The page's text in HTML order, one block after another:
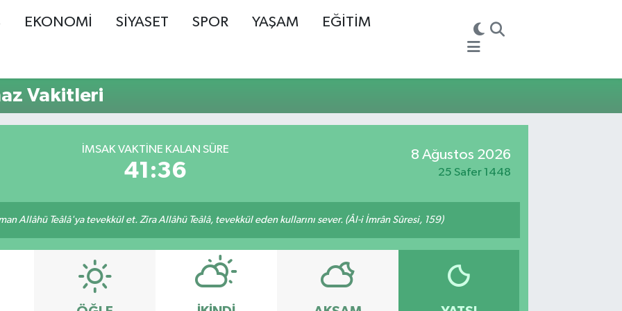
EKONOMİ SİYASET SPOR YAŞAM EĞİTİM
Vakitleri
İMSAK VAKTINE KALAN SÜRE
41:35
8 Ağustos 2026
25 Safer 1448
Allâhü Teâlâ'ya tevekkül et. Zira Allâhü Teâlâ, tevekkül eden kullarını sever. (Âl-i İmrân Sûresi, 159)